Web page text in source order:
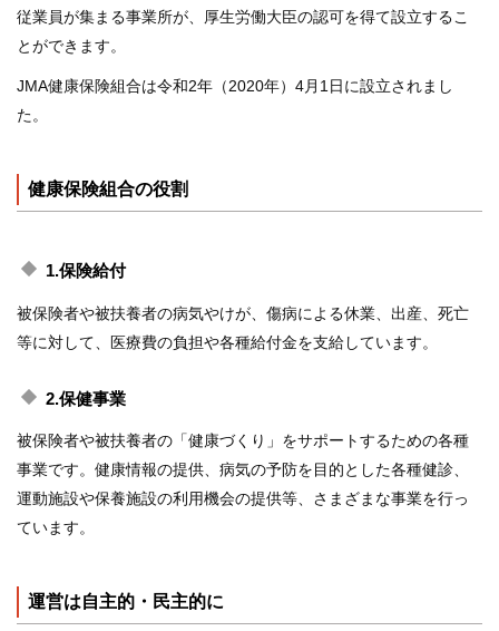
従業員が集まる事業所が、厚生労働大臣の認可を得て設立するこ
とができます。
JMA健康保険組合は令和2年（2020年）4月1日に設立されまし
た。
健康保険組合の役割
1.保険給付
被保険者や被扶養者の病気やけが、傷病による休業、出産、死亡
等に対して、医療費の負担や各種給付金を支給しています。
2.保健事業
被保険者や被扶養者の「健康づくり」をサポートするための各種
事業です。健康情報の提供、病気の予防を目的とした各種健診、
運動施設や保養施設の利用機会の提供等、さまざまな事業を行っ
ています。
運営は自主的・民主的に